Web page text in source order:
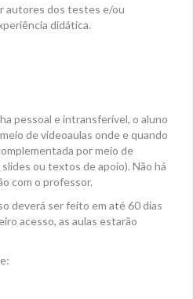
autores dos testes e/ou
didática.
pessoal e intransferível, o aluno
de videoaulas onde e quando
por meio de
ou textos de apoio). Não há
com o professor.
deverá ser feito em até 60 dias
acesso, as aulas estarão